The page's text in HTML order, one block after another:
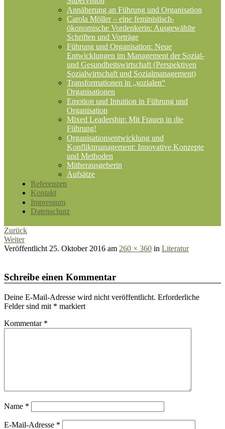
Annäherung an Führung und Organisation
Carola Möller – eine feministisch-
ökonomische Vordenkerin: Ausgewählte
Schriften und Vorträge
Führung und Organisation: Neue
Entwicklungen im Management der Sozial-
und Gesundheitswirtschaft (Perspektiven
Sozialwirtschaft und Sozialmanagement)
Transformationen in „sozialen“
Organisationen
Emotion und Intuition in Führung und
Organisation
Mixed Leadership: Mit Frauen in die
Führung!
Organisationsentwicklung und
Konfliktmanagement: Innovative Konzepte
und Methoden
Mitherausgeberin
Aufsätze
Referenzen
Kontakt
Impressum
Datenschutz
Zurück
Weiter
Veröffentlicht 25. Oktober 2016 am 260 × 360 in Literatur
Schreibe einen Kommentar
Deine E-Mail-Adresse wird nicht veröffentlicht. Erforderliche
Felder sind mit * markiert
Kommentar *
Name *
E-Mail-Adresse *